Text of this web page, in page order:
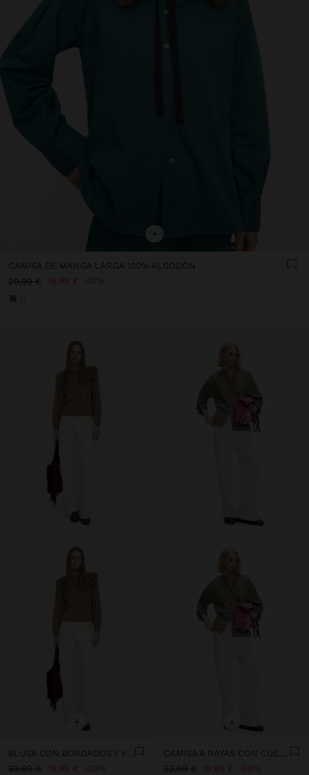
+
CAMISA DE MANGA LARGA 100% ALGODÓN
29,99 €
15,99 € 47%
+
BLUSA CON BORDADOS Y VOLANTES
32,99 €
19,99 € 39%
+
CAMISA A RAYAS CON CUELLO MAO
32,99 €
19,99 € 39%